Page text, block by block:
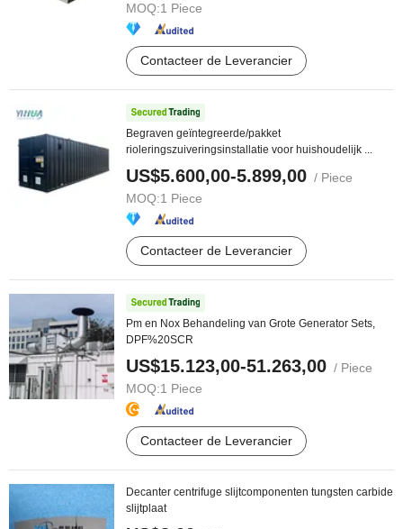
MOQ:1 Piece
Contacteer de Leverancier
Begraven geïntegreerde/pakket
rioleringszuiveringsinstallatie voor huishoudelijk ...
US$5.600,00-5.899,00 / Piece
MOQ:1 Piece
Contacteer de Leverancier
Pm en Nox Behandeling van Grote Generator Sets,
DPF%20SCR
US$15.123,00-51.263,00 / Piece
MOQ:1 Piece
Contacteer de Leverancier
Decanter centrifuge slijtcomponenten tungsten carbide
slijtplaat